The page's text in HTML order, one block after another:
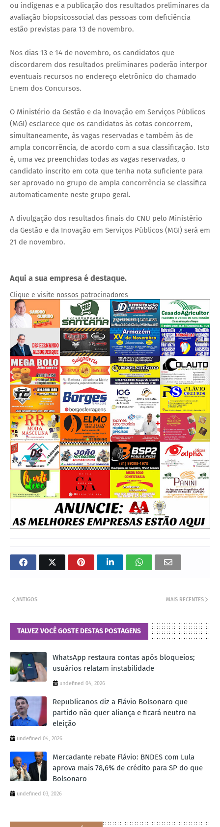
ou indígenas e a publicação dos resultados preliminares da
avaliação biopsicossocial das pessoas com deficiência
estão previstas para 13 de novembro.
Nos dias 13 e 14 de novembro, os candidatos que
discordarem dos resultados preliminares poderão interpor
eventuais recursos no endereço eletrônico do chamado
Enem dos Concursos.
O Ministério da Gestão e da Inovação em Serviços Públicos
(MGI) esclarece que os candidatos às cotas concorrem,
simultaneamente, às vagas reservadas e também às de
ampla concorrência, de acordo com a sua classificação. Isto
é, uma vez preenchidas todas as vagas reservadas, o
candidato inscrito em cota que tenha nota suficiente para
ser aprovado no grupo de ampla concorrência se classifica
automaticamente neste grupo geral.
A divulgação dos resultados finais do CNU pelo Ministério
da Gestão e da Inovação em Serviços Públicos (MGI) será em
21 de novembro.
Aqui a sua empresa é destaque.
Clique e visite nossos patrocinadores
MAIS RECENTES
ANTIGOS
TALVEZ VOCÊ GOSTE DESTAS POSTAGENS
WhatsApp restaura contas após bloqueios;
usuários relatam instabilidade
undefined 04, 2026
Republicanos diz a Flávio Bolsonaro que
partido não quer aliança e ficará neutro na
eleição
undefined 04, 2026
Mercadante rebate Flávio: BNDES com Lula
aprova mais 78,6% de crédito para SP do que
Bolsonaro
undefined 03, 2026